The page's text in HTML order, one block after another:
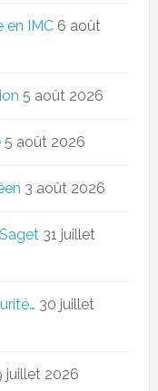
en IMC 6 août
5 août 2026
5 août 2026
3 août 2026
31 juillet
30 juillet
juillet 2026